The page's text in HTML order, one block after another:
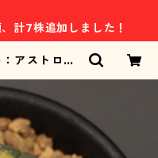
計7株追加しました！
アストロフ